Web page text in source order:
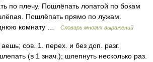
по плечу. Пошлёпать лопатой по бокам
Пошлёпать прямо по лужам.
комнату …
Словарь многих выражений
сов. 1. перех. и без доп. разг.
(в 1 знач.); шлепнуть несколько раз.